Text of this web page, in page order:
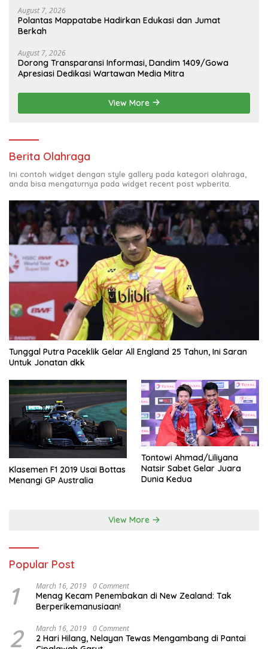
August 7, 2026
Polantas Mappatabe Hadirkan Edukasi dan Jumat
Berkah
August 7, 2026
Dorong Transparansi Informasi, Dandim 1409/Gowa
Apresiasi Dedikasi Wartawan Media Mitra
View More
Berita Olahraga
Ini contoh widget dengan style gallery pada kategori olahraga,
anda bisa mengaturnya pada widget recent post wpberita.
Tunggal Putra Paceklik Gelar All England 25 Tahun, Ini Saran
Untuk Jonatan dkk
Klasemen F1 2019 Usai Bottas
Menangi GP Australia
Tontowi Ahmad/Liliyana
Natsir Sabet Gelar Juara
Dunia Kedua
View More
Popular Post
1 March 16, 2019 0 Comment
Menag Kecam Penembakan di New Zealand: Tak
Berperikemanusiaan!
2 March 16, 2019 0 Comment
2 Hari Hilang, Nelayan Tewas Mengambang di Pantai